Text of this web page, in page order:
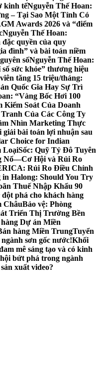
kinh tếNguyễn Thế Hoan:
– Tại Sao Một Tỉnh Có
Awards 2026 và “điểm
Nguyễn Thế Hoan:
quyền của quy
đình” và bài toán niềm
sốNguyễn Thế Hoan:
sức khỏe” thương hiệu
tăng 15 triệu/tháng:
Quốc Gia Hay Sự Trì
“Vàng Bốc Hơi 100
Soát Của Doanh
Của Các Công Ty
Nhìn Marketing Thực
bài toán lợi nhuận sau
Choice for Indian
LoạiSốc: Quỹ Tỷ Đô Tuyên
Nổ—Cơ Hội và Rủi Ro
Rủi Ro Điều Chỉnh
Halong: Should You Try
Thuế Nhập Khẩu 90
phá cho khách hàng
ChâuBảo vệ: Phòng
Triển Thị Trường Bền
Dự án Miền
hàng Miền TrungTuyển
sơn gốc nước!Khối
mê sáng tạo và có kinh
bứt phá trong ngành
xuất video?